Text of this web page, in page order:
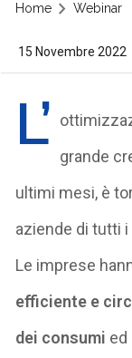
Home Webinar
15 Novembre 2022
L’ grande
ultimi mesi, è
aziende di tutti
Le imprese
efficiente e
dei consumi ed